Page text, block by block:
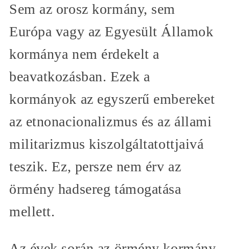
Sem az orosz kormány, sem
Európa vagy az Egyesült Államok
kormánya nem érdekelt a
beavatkozásban. Ezek a
kormányok az egyszerű embereket
az etnonacionalizmus és az állami
militarizmus kiszolgáltatottjaivá
teszik. Ez, persze nem érv az
örmény hadsereg támogatása
mellett.